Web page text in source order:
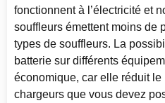
fonctionnent à l’électricité et
souffleurs émettent moins de
types de souffleurs. La
batterie sur différents
économique, car elle réduit
chargeurs que vous devez